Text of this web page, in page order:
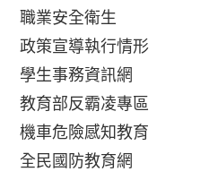
職業安全衛生
政策宣導執行情形
學生事務資訊網
教育部反霸凌專區
機車危險感知教育
全民國防教育網